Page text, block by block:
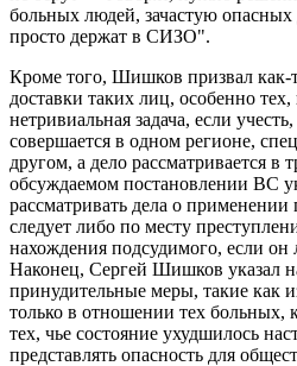
больных людей, зачастую
просто держат в СИЗО".
Кроме того, Шишков призвал как-
доставки таких лиц, особенно
нетривиальная задача, если
совершается в одном регионе,
другом, а дело рассматривается в
обсуждаемом постановлении ВС
рассматривать дела о
следует либо по месту
нахождения подсудимого, если он
Наконец, Сергей Шишков указал
принудительные меры, такие как
только в отношении тех больных,
тех, чье состояние ухудшилось
представлять опасность для